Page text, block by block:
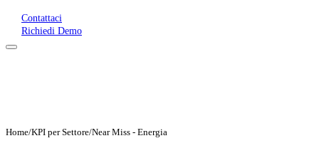
Contattaci
Richiedi Demo
Home/KPI per Settore/Near Miss - Energia